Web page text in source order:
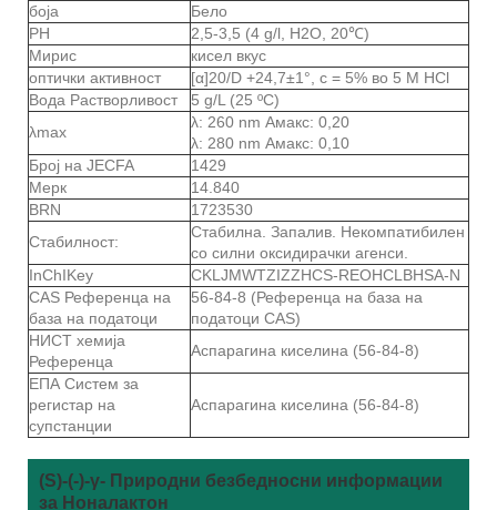
боја
Бело
PH
2,5-3,5 (4 g/l, H2O, 20℃)
Мирис
кисел вкус
оптички активност
[α]20/D +24,7±1°, c = 5% во 5 M HCl
Вода Растворливост
5 g/L (25 ºC)
λmax
λ: 260 nm Амакс: 0,20
λ: 280 nm Амакс: 0,10
Број на JECFA
1429
Мерк
14.840
BRN
1723530
Стабилност:
Стабилна. Запалив. Некомпатибилен
со силни оксидирачки агенси.
InChIKey
CKLJMWTZIZZHCS-REOHCLBHSA-N
CAS Референца на
база на податоци
56-84-8 (Референца на база на
податоци CAS)
НИСТ хемија
Референца
Аспарагина киселина (56-84-8)
ЕПА Систем за
регистар на
супстанции
Аспарагина киселина (56-84-8)
(S)-(-)-γ- Природни безбедносни информации
за Ноналактон